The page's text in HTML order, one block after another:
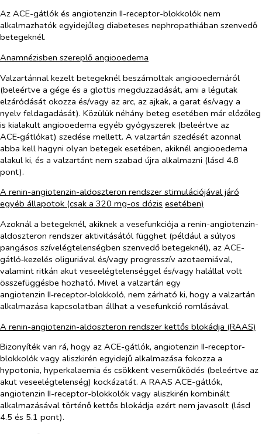
Az ACE-gátlók és angiotenzin II-receptor-blokkolók nem
alkalmazhatók egyidejűleg diabeteses nephropathiában szenvedő
betegeknél.
Anamnézisben szereplő angiooedema
Valzartánnal kezelt betegeknél beszámoltak angiooedemáról
(beleértve a gége és a glottis megduzzadását, ami a légutak
elzáródását okozza és/vagy az arc, az ajkak, a garat és/vagy a
nyelv feldagadását). Közülük néhány beteg esetében már előzőleg
is kialakult angiooedema egyéb gyógyszerek (beleértve az
ACE‑gátlókat) szedése mellett. A valzartán szedését azonnal
abba kell hagyni olyan betegek esetében, akiknél angiooedema
alakul ki, és a valzartánt nem szabad újra alkalmazni (lásd 4.8
pont).
A renin-angiotenzin-aldoszteron rendszer stimulációjával járó
egyéb állapotok (csak a 320 mg-os dózis esetében)
Azoknál a betegeknél, akiknek a vesefunkciója a renin-angiotenzin-
aldoszteron rendszer aktivitásától függhet (például a súlyos
pangásos szívelégtelenségben szenvedő betegeknél), az ACE-
gátló‑kezelés oliguriával és/vagy progresszív azotaemiával,
valamint ritkán akut veseelégtelenséggel és/vagy halállal volt
összefüggésbe hozható. Mivel a valzartán egy
angiotenzin II‑receptor‑blokkoló, nem zárható ki, hogy a valzartán
alkalmazása kapcsolatban állhat a vesefunkció romlásával.
A renin-angiotenzin-aldoszteron rendszer kettős blokádja (RAAS)
Bizonyíték van rá, hogy az ACE-gátlók, angiotenzin II-receptor-
blokkolók vagy aliszkirén egyidejű alkalmazása fokozza a
hypotonia, hyperkalaemia és csökkent veseműködés (beleértve az
akut veseelégtelenség) kockázatát. A RAAS ACE-gátlók,
angiotenzin II-receptor-blokkolók vagy aliszkirén kombinált
alkalmazásával történő kettős blokádja ezért nem javasolt (lásd
4.5 és 5.1 pont).